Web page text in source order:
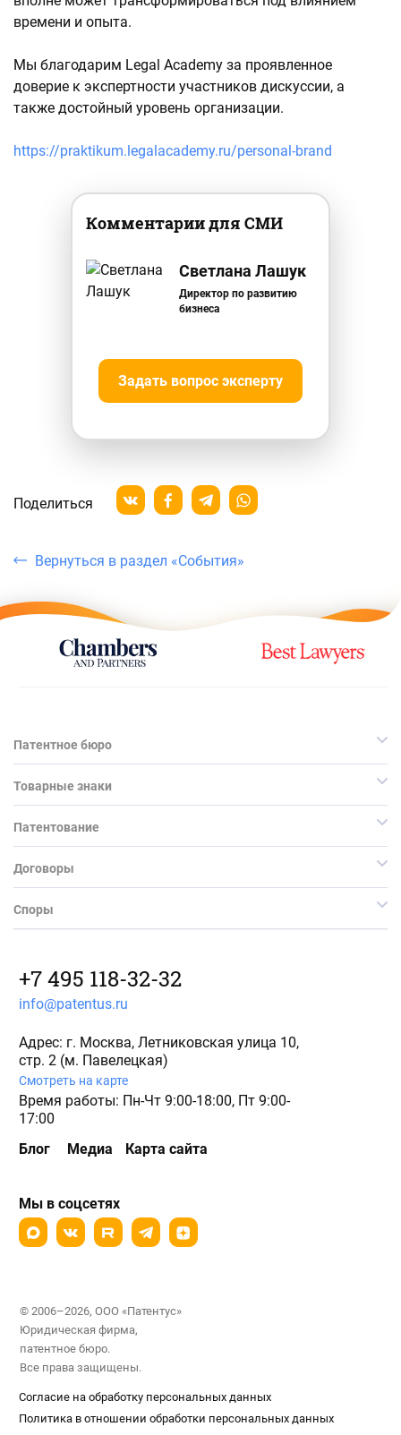
времени и опыта.
Мы благодарим Legal Academy за проявленное
доверие к экспертности участников дискуссии, а
также достойный уровень организации.
https://praktikum.legalacademy.ru/personal-brand
Комментарии для СМИ
Светлана Лашук
Директор по развитию
бизнеса
Задать вопрос эксперту
Поделиться
Вернуться в раздел «События»
Патентное бюро
Товарные знаки
Патентование
Договоры
Споры
+7 495 118-32-32
info@patentus.ru
Адрес: г. Москва, Летниковская улица 10,
стр. 2 (м. Павелецкая)
Смотреть на карте
Время работы: Пн-Чт 9:00-18:00, Пт 9:00-
17:00
Блог
Медиа Карта сайта
Мы в соцсетях
© 2006–2026, ООО «Патентус»
Юридическая фирма,
патентное бюро.
Все права защищены.
Согласие на обработку персональных данных
Политика в отношении обработки персональных данных